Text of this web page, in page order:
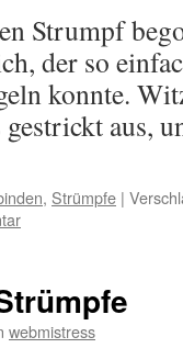
Strumpf
der so
konnte.
gestrickt aus,
, Strümpfe |
webmistress